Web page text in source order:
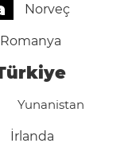
Norveç
Romanya
Yunanistan
İrlanda